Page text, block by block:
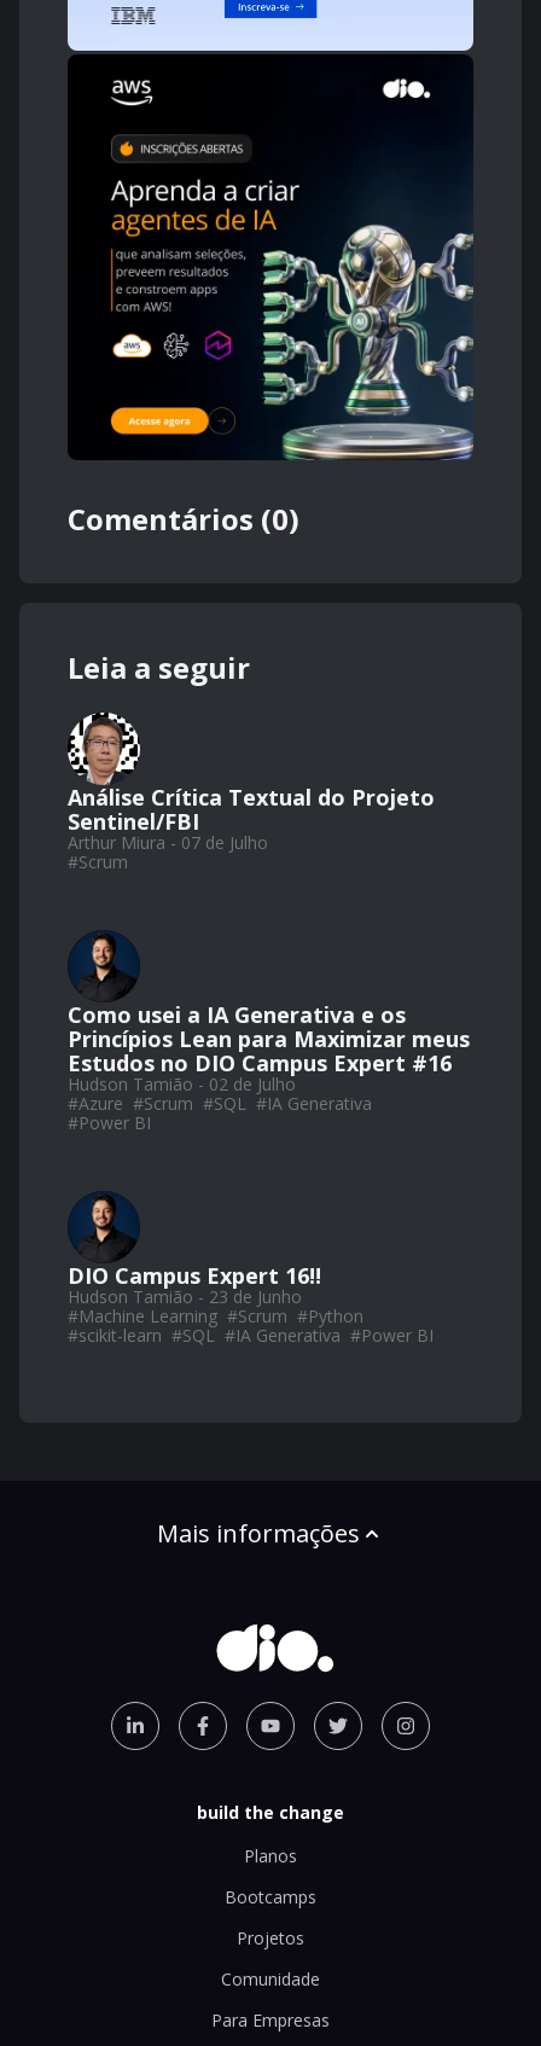
Comentários (0)
Leia a seguir
Análise Crítica Textual do Projeto
Sentinel/FBI
Arthur Miura - 07 de Julho
#Scrum
Como usei a IA Generativa e os
Princípios Lean para Maximizar meus
Estudos no DIO Campus Expert #16
Hudson Tamião - 02 de Julho
#Azure #Scrum #SQL #IA Generativa
#Power BI
DIO Campus Expert 16!!
Hudson Tamião - 23 de Junho
#Machine Learning #Scrum #Python
#scikit-learn #SQL #IA Generativa #Power BI
Mais informações
build the change
Planos
Bootcamps
Projetos
Comunidade
Para Empresas